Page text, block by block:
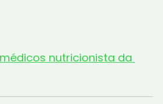
nutricionista da